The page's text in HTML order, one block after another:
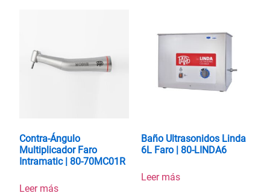
Contra-Ángulo
Multiplicador Faro
Intramatic | 80-70MC01R
Leer más
Baño Ultrasonidos Linda
6L Faro | 80-LINDA6
Leer más